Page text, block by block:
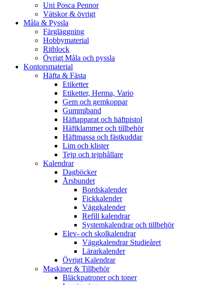
Uni Posca Pennor
Vätskor & övrigt
Måla & Pyssla
Färgläggning
Hobbymaterial
Ritblock
Övrigt Måla och pyssla
Kontorsmaterial
Häfta & Fästa
Etiketter
Etiketter, Herma, Vario
Gem och gemkoppar
Gummiband
Häftapparat och häftpistol
Häftklammer och tillbehör
Häftmassa och fästkuddar
Lim och klister
Tejp och tejphållare
Kalendrar
Dagböcker
Årsbundet
Bordskalender
Fickkalender
Väggkalender
Refill kalendrar
Systemkalendrar och tillbehör
Elev- och skolkalendrar
Väggkalendrar Studieåret
Lärarkalender
Övrigt Kalendrar
Maskiner & Tillbehör
Bläckpatroner och toner